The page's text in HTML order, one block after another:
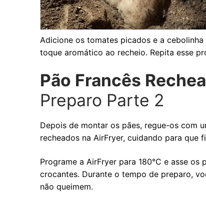
Adicione os tomates picados e a
toque aromático ao recheio. Repita esse
Pão Francês
Preparo Parte 2
Depois de montar os pães, regue-os com
recheados na AirFryer, cuidando para que
Programe a AirFryer para 180°C e asse
crocantes. Durante o tempo de preparo,
não queimem.